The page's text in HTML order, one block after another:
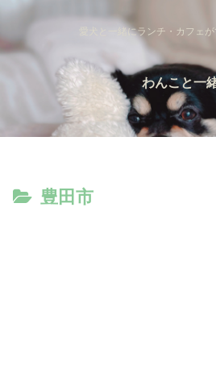
愛犬と一緒にランチ・カフェ
わんこと一
豊田市